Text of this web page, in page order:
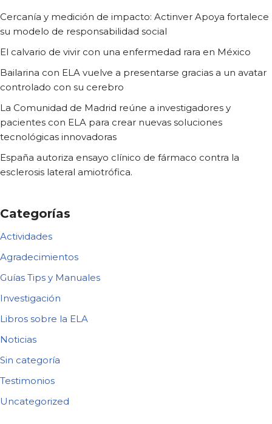
Cercanía y medición de impacto: Actinver Apoya fortalece
su modelo de responsabilidad social
El calvario de vivir con una enfermedad rara en México
Bailarina con ELA vuelve a presentarse gracias a un avatar
controlado con su cerebro
La Comunidad de Madrid reúne a investigadores y
pacientes con ELA para crear nuevas soluciones
tecnológicas innovadoras
España autoriza ensayo clínico de fármaco contra la
esclerosis lateral amiotrófica.
Categorías
Actividades
Agradecimientos
Guías Tips y Manuales
Investigación
Libros sobre la ELA
Noticias
Sin categoría
Testimonios
Uncategorized